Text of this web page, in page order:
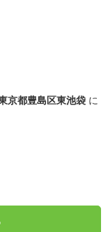
京都豊島区東池袋 に